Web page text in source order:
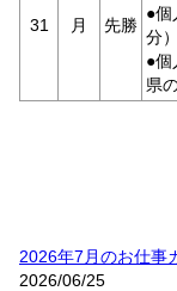
31 月 先勝
●個
分
●個
県
2026年7月のお仕事
2026/06/25